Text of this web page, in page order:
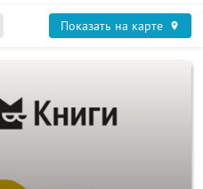
Показать на карте